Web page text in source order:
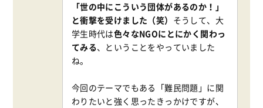
「世の中にこういう団体があるのか！」
と衝撃を受けました（笑） そうして、大
学生時代は色々なNGOにとにかく関わっ
てみる、ということをやっていました
ね。
今回のテーマでもある「難民問題」に関
わりたいと強く思ったきっかけですが、